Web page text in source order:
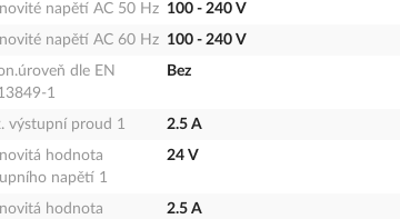
napětí AC 50 Hz 100 - 240 V
napětí AC 60 Hz 100 - 240 V
dle EN
1
Bez
výstupní proud 1
2.5 A
hodnota
napětí 1
24 V
hodnota
2.5 A